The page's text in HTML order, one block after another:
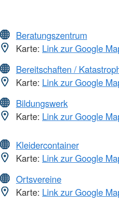
Beratungszentrum
Karte: Link zur Google
Bereitschaften /
Karte: Link zur Google
Bildungswerk
Karte: Link zur Google
Kleidercontainer
Karte: Link zur Google
Ortsvereine
Karte: Link zur Google